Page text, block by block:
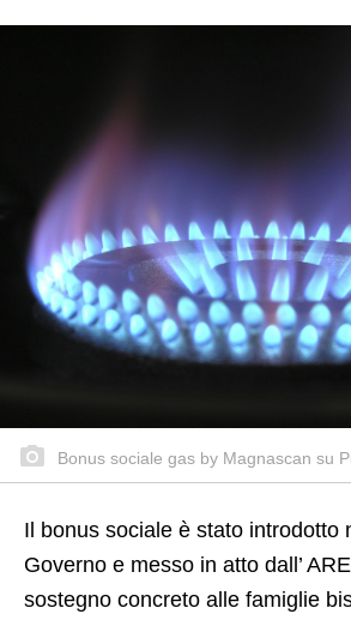
Bonus sociale gas by Magnascan su
Il bonus sociale è stato introdotto
Governo e messo in atto dall’
sostegno concreto alle famiglie